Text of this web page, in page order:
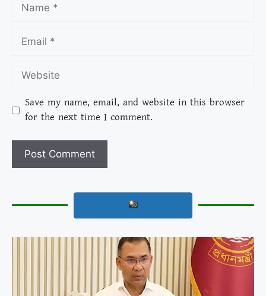
Save my name, email, and website in this browser
for the next time I comment.